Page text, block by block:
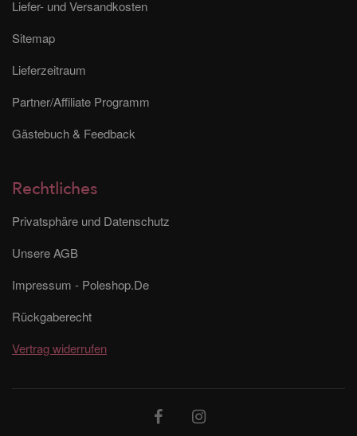
Liefer- und Versandkosten
Sitemap
Lieferzeitraum
Partner/Affiliate Programm
Gästebuch & Feedback
Rechtliches
Privatsphäre und Datenschutz
Unsere AGB
Impressum - Poleshop.De
Rückgaberecht
Vertrag widerrufen